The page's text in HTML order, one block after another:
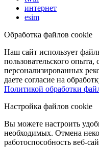
интернет
esim
Обработка файлов cookie
Наш сайт использует
пользовательского опыта,
персонализированных
даете согласие на
Политикой обработки
Настройка файлов cookie
Вы можете настроить
необходимых. Отмена
работоспособность веб-